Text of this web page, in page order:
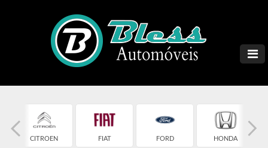
CITROEN FIAT FORD HONDA